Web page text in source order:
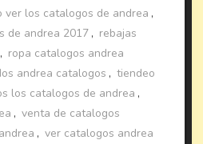
ver los catalogos de andrea ,
de andrea 2017 , rebajas
, ropa catalogos andrea
andrea catalogos , tiendeo
los catalogos de andrea ,
, venta de catalogos
, ver catalogos andrea